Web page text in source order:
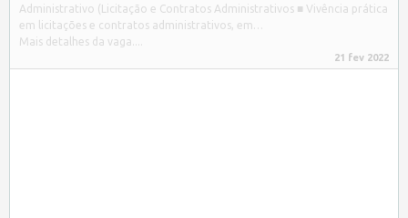
Administrativo (Licitação e Contratos Administrativos ■ Vivência prática
em licitações e contratos administrativos, em…
Mais detalhes da vaga....
21 fev 2022